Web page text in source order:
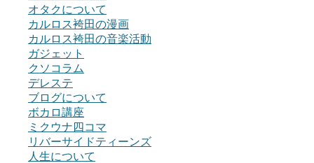
オタクについて
カルロス袴田の漫画
カルロス袴田の音楽活動
ガジェット
クソコラム
デレステ
ブログについて
ボカロ講座
ミクウナ四コマ
リバーサイドティーンズ
人生について